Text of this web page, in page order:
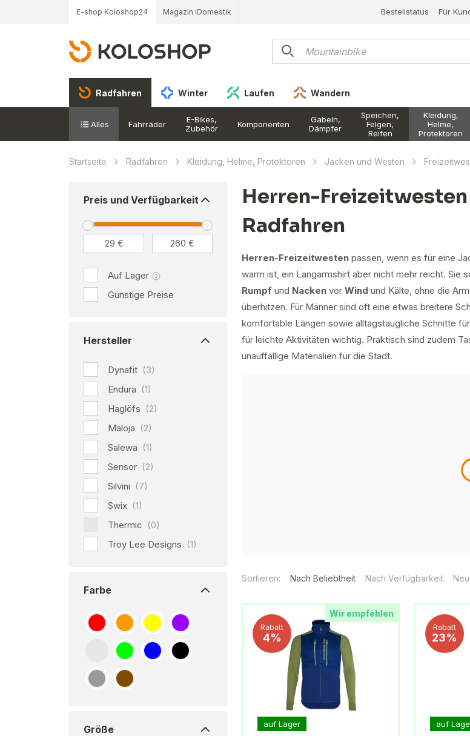
E-shop Koloshop24 Magazin iDomestik Bestellstatus Für
Radfahren Winter Laufen Wandern
Alles Fahrräder
E-Bikes,
Zubehör
Komponenten
Gabeln,
Dämpfer
Speichen,
Felgen,
Reifen
Kleidung,
Helme,
Protektoren
Startseite Radfahren Kleidung, Helme, Protektoren Jacken und Westen
Preis und Verfügbarkeit
Auf Lager
Günstige Preise
Hersteller
Dynafit (3)
Endura (1)
Haglöfs (2)
Maloja (2)
Salewa (1)
Sensor (2)
Silvini (7)
Swix (1)
Thermic (0)
Troy Lee Designs (1)
Farbe
Größe
Herren-
Radfahren
Herren-Freizeitwesten passen, wenn es für eine
warm ist, ein Langarmshirt aber nicht mehr reicht. Sie
Rumpf und Nacken vor Wind und Kälte, ohne die
überhitzen. Für Männer sind oft eine etwas breitere
komfortable Längen sowie alltagstaugliche Schnitte
für leichte Aktivitäten wichtig. Praktisch sind zudem
unauffällige Materialien für die Stadt.
Sortieren: Nach Beliebtheit Nach Verfügbarkeit
Wir empfehlen
Rabatt
4%
auf Lager
Rabatt
23%
auf